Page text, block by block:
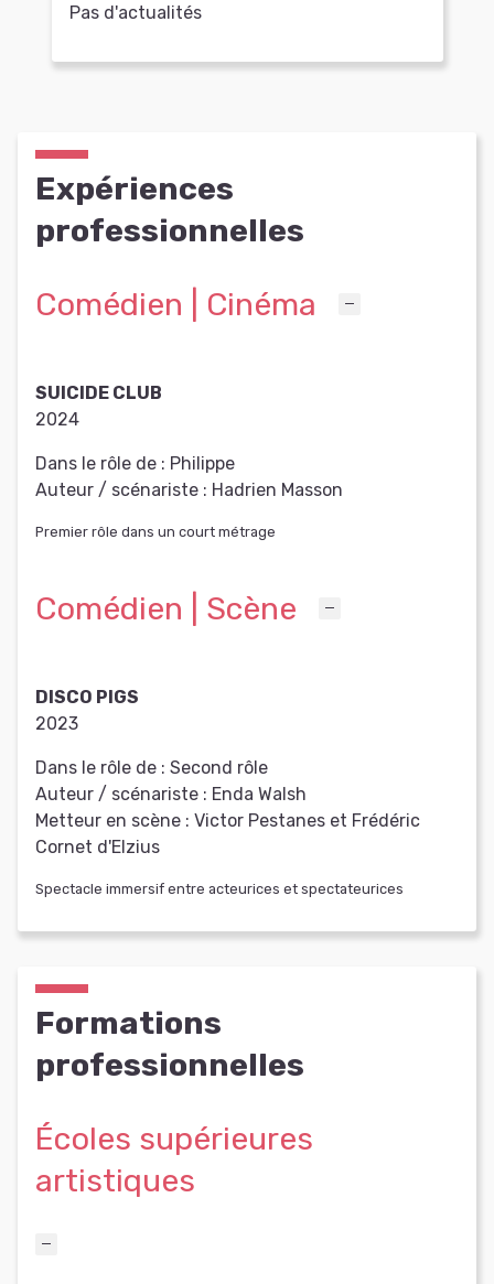
Pas d'actualités
Expériences
professionnelles
Comédien | Cinéma
SUICIDE CLUB
2024
Dans le rôle de : Philippe
Auteur / scénariste : Hadrien Masson
Premier rôle dans un court métrage
Comédien | Scène
DISCO PIGS
2023
Dans le rôle de : Second rôle
Auteur / scénariste : Enda Walsh
Metteur en scène : Victor Pestanes et Frédéric
Cornet d'Elzius
Spectacle immersif entre acteurices et spectateurices
Formations
professionnelles
Écoles supérieures
artistiques